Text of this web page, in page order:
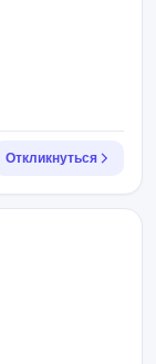
Откликнуться